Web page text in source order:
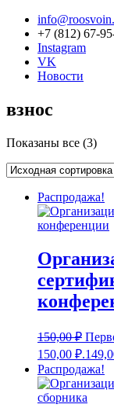
+7 (812) 67-
Instagram
VK
Новости
взнос
Показаны все (3)
Распродажа!
150,00₽
150,00 ₽.
Распродажа!